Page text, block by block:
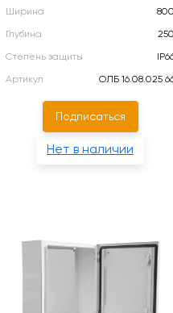
Ширина
800
Глубина
250
Степень защиты
Артикул
ОЛБ 16.08.025
Подписаться
Нет в наличии